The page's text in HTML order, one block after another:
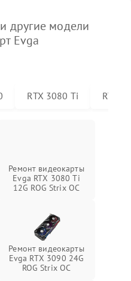
другие модели
Evga
RTX 3080 Ti RTX
Ремонт видеокарты
Evga RTX 3080 Ti
12G ROG Strix OC
Ремонт видеокарты
Evga RTX 3090 24G
ROG Strix OC